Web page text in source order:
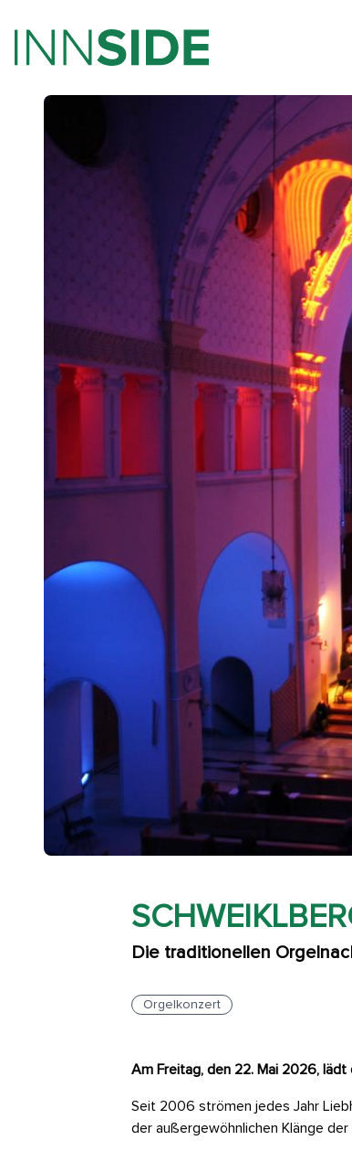
Die traditionellen
Orgelkonzert
Am Freitag, den 22. Mai 2026,
Seit 2006 strömen jedes Jahr
der außergewöhnlichen Klänge